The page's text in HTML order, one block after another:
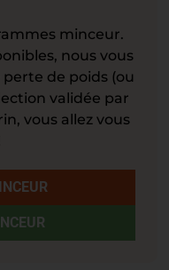
nous vous
de poids (ou
validée par
vous allez vous